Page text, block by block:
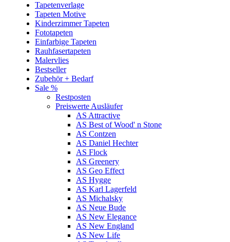
Tapetenverlage
Tapeten Motive
Kinderzimmer Tapeten
Fototapeten
Einfarbige Tapeten
Rauhfasertapeten
Malervlies
Bestseller
Zubehör + Bedarf
Sale %
Restposten
Preiswerte Ausläufer
AS Attractive
AS Best of Wood' n Stone
AS Contzen
AS Daniel Hechter
AS Flock
AS Greenery
AS Geo Effect
AS Hygge
AS Karl Lagerfeld
AS Michalsky
AS Neue Bude
AS New Elegance
AS New England
AS New Life